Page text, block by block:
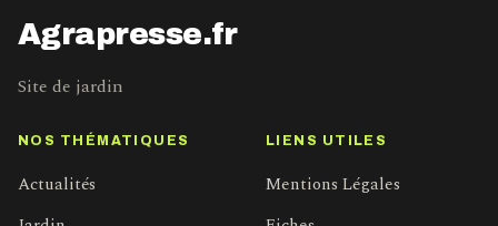
Agrapresse.fr
Site de jardin
NOS THÉMATIQUES
Actualités
LIENS UTILES
Mentions Légales